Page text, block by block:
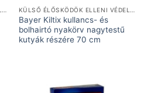
Bayer Kiltix kullancs- és
bolhairtó nyakörv nagytestű
kutyák részére 70 cm